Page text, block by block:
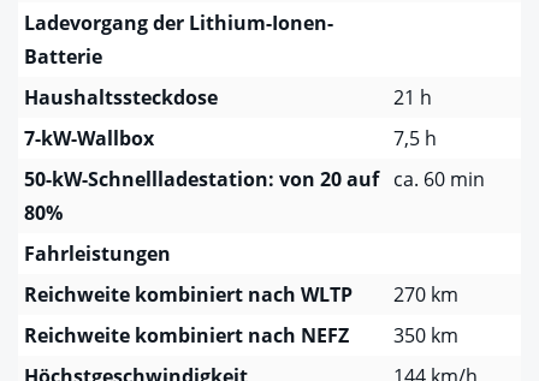
Ladevorgang der Lithium-Ionen-
Batterie
Haushaltssteckdose
21 h
7-kW-Wallbox
7,5 h
50-kW-Schnellladestation: von 20 auf
80%
ca. 60 min
Fahrleistungen
Reichweite kombiniert nach WLTP
270 km
Reichweite kombiniert nach NEFZ
350 km